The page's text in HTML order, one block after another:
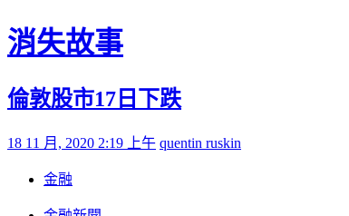
Skip to content
消失故事
倫敦股市17日下跌
Posted on
18 11 月, 2020 2:19 上午 by
quentin ruskin
金融